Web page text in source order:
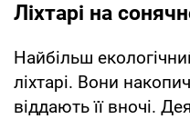
Ліхтарі на
Найбільш
ліхтарі. Вони
віддають її вночі.